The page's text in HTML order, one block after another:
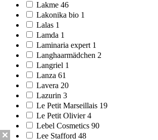
Lakme 46
Lakonika bio 1
Lalas 1
Lamda 1
Laminaria expert 1
Langhaarmädchen 2
Langriel 1
Lanza 61
Lavera 20
Lazurin 3
Le Petit Marseillais 19
Le Petit Olivier 4
Lebel Cosmetics 90
Lee Stafford 48